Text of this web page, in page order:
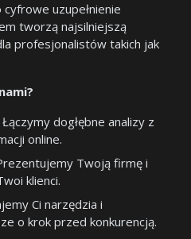
cyfrowe uzupełnienie
tworzą najsilniejszą
profesjonalistów takich jak
Łączymy dogłębne analizy z
online.
Twoją firmę i
klienci.
Ci narzędzia i
o krok przed konkurencją.